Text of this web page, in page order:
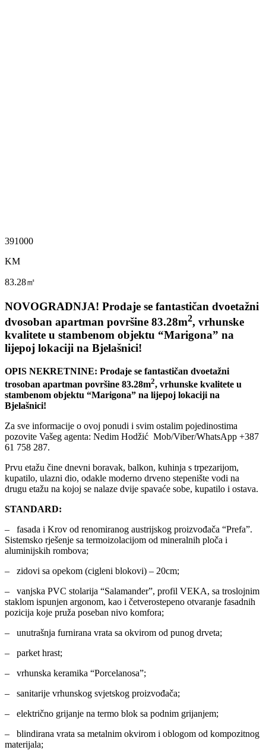
391000
KM
83.28㎡
NOVOGRADNJA! Prodaje se fantastičan dvoetažni
dvosoban apartman površine 83.28m2, vrhunske
kvalitete u stambenom objektu “Marigona” na
lijepoj lokaciji na Bjelašnici!
OPIS NEKRETNINE: Prodaje se fantastičan dvoetažni
trosoban apartman površine 83.28m2, vrhunske kvalitete u
stambenom objektu “Marigona” na lijepoj lokaciji na
Bjelašnici!
Za sve informacije o ovoj ponudi i svim ostalim pojedinostima
pozovite Vašeg agenta: Nedim Hodžić Mob/Viber/WhatsApp +387
61 758 287.
Prvu etažu čine dnevni boravak, balkon, kuhinja s trpezarijom,
kupatilo, ulazni dio, odakle moderno drveno stepenište vodi na
drugu etažu na kojoj se nalaze dvije spavaće sobe, kupatilo i ostava.
STANDARD:
– fasada i Krov od renomiranog austrijskog proizvođača “Prefa”.
Sistemsko rješenje sa termoizolacijom od mineralnih ploča i
aluminijskih rombova;
– zidovi sa opekom (cigleni blokovi) – 20cm;
– vanjska PVC stolarija “Salamander”, profil VEKA, sa troslojnim
staklom ispunjen argonom, kao i četverostepeno otvaranje fasadnih
pozicija koje pruža poseban nivo komfora;
– unutrašnja furnirana vrata sa okvirom od punog drveta;
– parket hrast;
– vrhunska keramika “Porcelanosa”;
– sanitarije vrhunskog svjetskog proizvođača;
– električno grijanje na termo blok sa podnim grijanjem;
– blindirana vrata sa metalnim okvirom i oblogom od kompozitnog
materijala;